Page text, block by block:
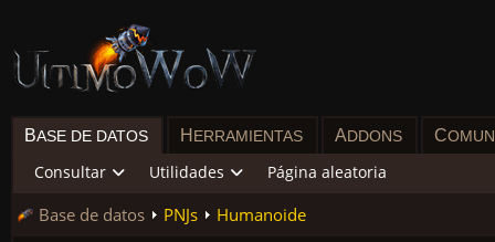
BASE DE DATOS H ERRAMIENTAS ADDONS C
Consultar Utilidades Página aleatoria
Base de datos PNJs Humanoide